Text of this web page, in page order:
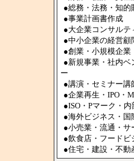
●総務・法務・知的
●事業計画書作成
●大企業コンサルテ
●中小企業の経営顧
●創業・小規模企業
●新規事業・社内ベ
ー
●講演・セミナー講
●企業再生・IPO・
●ISO・Pマーク・内
●海外ビジネス・国
●小売業・流通・サ
●飲食店・フードビ
●住宅・建設・不動